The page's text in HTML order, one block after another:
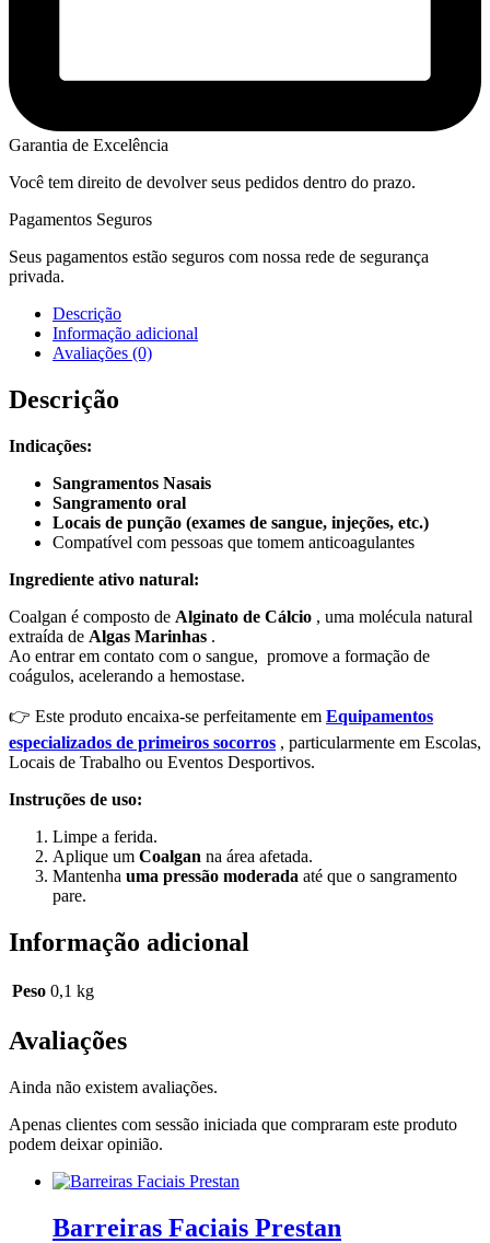
Garantia de Excelência
Você tem direito de devolver seus pedidos dentro do prazo.
Pagamentos Seguros
Seus pagamentos estão seguros com nossa rede de segurança
privada.
Descrição
Informação adicional
Avaliações (0)
Descrição
Indicações:
Sangramentos Nasais
Sangramento oral
Locais de punção (exames de sangue, injeções, etc.)
Compatível com pessoas que tomem anticoagulantes
Ingrediente ativo natural:
Coalgan é composto de Alginato de Cálcio , uma molécula natural
extraída de Algas Marinhas .
Ao entrar em contato com o sangue, promove a formação de
coágulos, acelerando a hemostase.
👉 Este produto encaixa-se perfeitamente em Equipamentos
especializados de primeiros socorros , particularmente em Escolas,
Locais de Trabalho ou Eventos Desportivos.
Instruções de uso:
Limpe a ferida.
Aplique um Coalgan na área afetada.
Mantenha uma pressão moderada até que o sangramento
pare.
Informação adicional
Peso 0,1 kg
Avaliações
Ainda não existem avaliações.
Apenas clientes com sessão iniciada que compraram este produto
podem deixar opinião.
Barreiras Faciais Prestan